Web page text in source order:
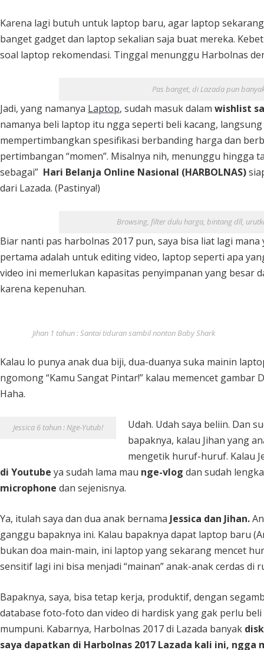
Karena lagi butuh untuk laptop baru, agar laptop
banget gadget dan laptop sekalian saja buat mereka.
soal laptop rekomendasi. Tinggal menunggu Harbolnas
Pas banget, di Lazada pun
Jadi, yang namanya Laptop, sudah masuk dalam wishlist
namanya beli laptop itu ngga seperti beli kacang,
mempertimbangkan spesifikasi berbanding harga dan
pertimbangan “momen”. Misalnya nih, menunggu hingga
sebagai” Hari Belanja Online Nasional (HARBOLNAS)
dari Lazada. (Pastinya!)
Browsing, filter dulu harga, bintang dll,
Biar nanti pas harbolnas 2017 pun, saya bisa liat lagi
pertama adalah untuk editing video, laptop seperti apa
video ini memerlukan kapasitas penyimpanan yang besar
karena kepenuhan.
Jihan 1 tahun : Santai tiduran sambil nonton Baby Shark
Kalau lo punya anak dua biji, dua-duanya suka mainin
ngomong “Kamu Sangat Pintar!” kalau memencet gambar
Haha.
Jessica 6 tahun : Nge-Yutub!
Udah. Udah saya beliin. Dan
bapaknya, kalau Jihan yang
mengetik huruf-huruf. Kalau
di Youtube ya sudah lama mau nge-vlog dan sudah
microphone dan sejenisnya.
Ya, itulah saya dan dua anak bernama Jessica dan Jihan.
ganggu bapaknya ini. Kalau bapaknya dapat laptop baru
bukan doa main-main, ini laptop yang sekarang mencet
sensitif lagi ini bisa menjadi “mainan” anak-anak cerdas di
Bapaknya, saya, bisa tetap kerja, produktif, dengan
database foto-foto dan video di hardisk yang gak perlu
mumpuni. Kabarnya, Harbolnas 2017 di Lazada banyak
saya dapatkan di Harbolnas 2017 Lazada kali ini, ngga